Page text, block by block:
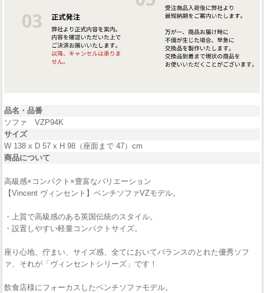
品名・品番
ソファ VZP94K
サイズ
W 138 x D 57 x H 98（座面まで 47）cm
商品について
高級感×コンパクト×豊富なバリエーション
【Vincent ヴィンセント】ベンチソファVZモデル。
・上質で高級感のある英国伝統のスタイル。
・設置しやすい軽量コンパクトサイズ。
座り心地、佇まい、サイズ感、全てにおいてバランスのとれた優秀ソフ
ァ、それが「ヴィンセントシリーズ」です！
飲食店様にフォーカスしたベンチソファモデル。